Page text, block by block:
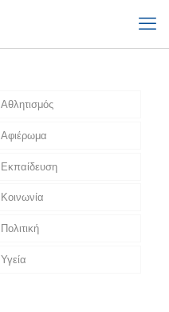
Αθλητισμός
Αφιέρωμα
Εκπαίδευση
Κοινωνία
Πολιτική
Υγεία